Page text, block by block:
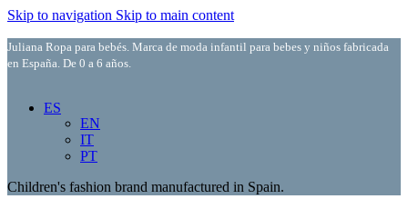
Skip to navigation Skip to main content
Juliana Ropa para bebés. Marca de moda infantil para bebes y niños fabricada
en España. De 0 a 6 años.
ES
EN
IT
PT
Children's fashion brand manufactured in Spain.